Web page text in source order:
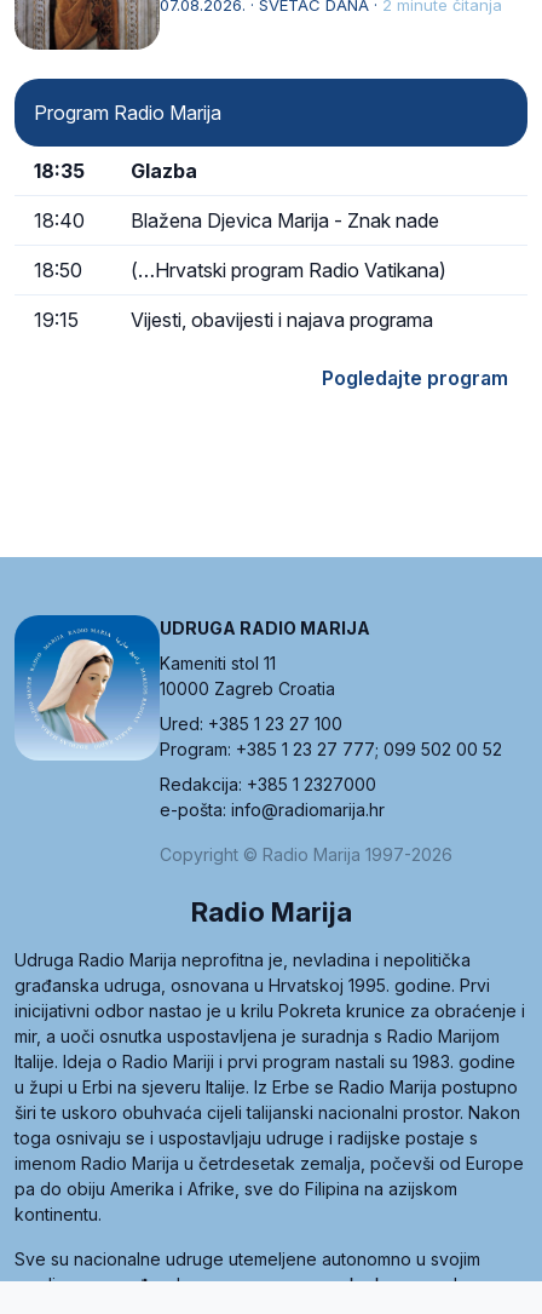
07.08.2026. · SVETAC DANA · 2 minute čitanja
Program Radio Marija
18:35 Glazba
18:40 Blažena Djevica Marija - Znak nade
18:50 (…Hrvatski program Radio Vatikana)
19:15 Vijesti, obavijesti i najava programa
Pogledajte program
UDRUGA RADIO MARIJA
Kameniti stol 11
10000 Zagreb Croatia
Ured: +385 1 23 27 100
Program: +385 1 23 27 777; 099 502 00 52
Redakcija: +385 1 2327000
e-pošta: info@radiomarija.hr
Copyright © Radio Marija 1997-2026
Radio Marija
Udruga Radio Marija neprofitna je, nevladina i nepolitička
građanska udruga, osnovana u Hrvatskoj 1995. godine. Prvi
inicijativni odbor nastao je u krilu Pokreta krunice za obraćenje i
mir, a uoči osnutka uspostavljena je suradnja s Radio Marijom
Italije. Ideja o Radio Mariji i prvi program nastali su 1983. godine
u župi u Erbi na sjeveru Italije. Iz Erbe se Radio Marija postupno
širi te uskoro obuhvaća cijeli talijanski nacionalni prostor. Nakon
toga osnivaju se i uspostavljaju udruge i radijske postaje s
imenom Radio Marija u četrdesetak zemalja, počevši od Europe
pa do obiju Amerika i Afrike, sve do Filipina na azijskom
kontinentu.
Sve su nacionalne udruge utemeljene autonomno u svojim
zemljama, a međusobna su povezane preko krovne udruge